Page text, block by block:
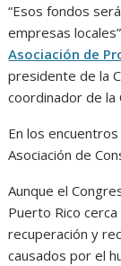
“Esos fondos
empresas
Asociación de
presidente de la
coordinador de la
En los
Asociación de
Aunque el
Puerto Rico
recuperación y
causados por el